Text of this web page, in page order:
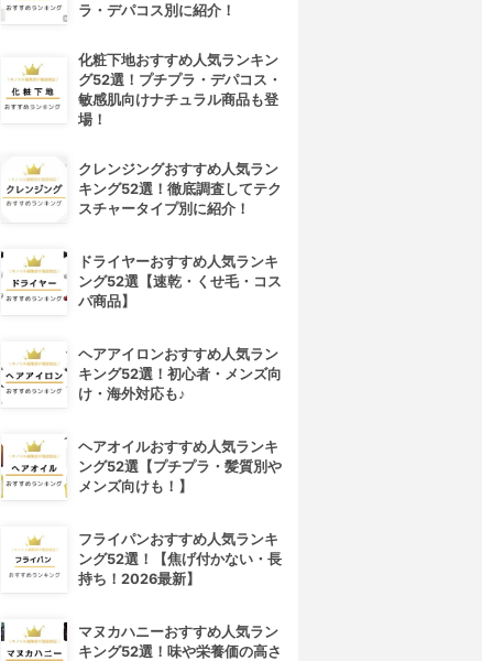
ラ・デパコス別に紹介！
化粧下地おすすめ人気ランキン
グ52選！プチプラ・デパコス・
敏感肌向けナチュラル商品も登
場！
クレンジングおすすめ人気ラン
キング52選！徹底調査してテク
スチャータイプ別に紹介！
ドライヤーおすすめ人気ランキ
ング52選【速乾・くせ毛・コス
パ商品】
ヘアアイロンおすすめ人気ラン
キング52選！初心者・メンズ向
け・海外対応も♪
ヘアオイルおすすめ人気ランキ
ング52選【プチプラ・髪質別や
メンズ向けも！】
フライパンおすすめ人気ランキ
ング52選！【焦げ付かない・長
持ち！2026最新】
マヌカハニーおすすめ人気ラン
キング52選！味や栄養価の高さ